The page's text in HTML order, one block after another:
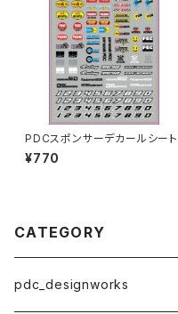
PDCスポンサーデカールシート
¥770
CATEGORY
pdc_designworks